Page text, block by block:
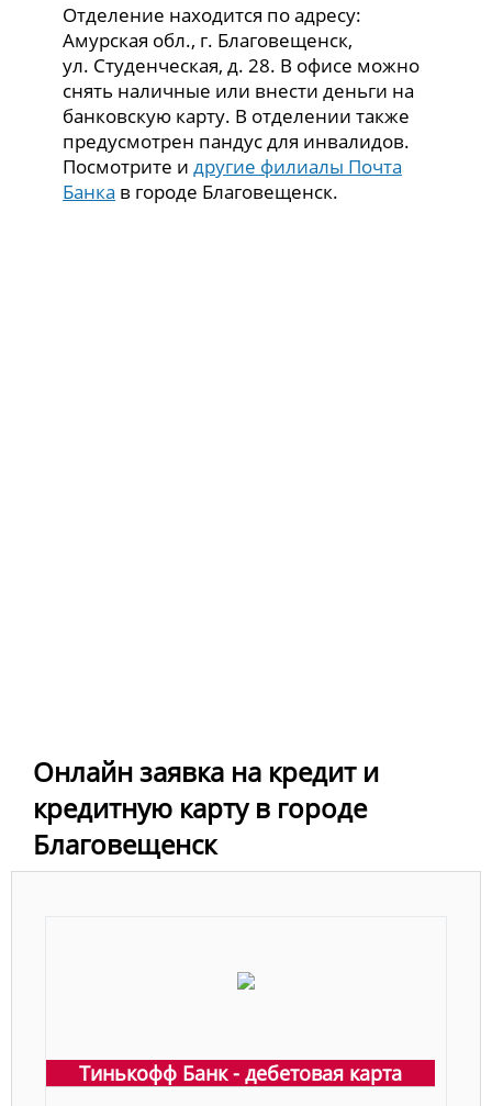
Отделение находится по адресу:
Амурская обл., г. Благовещенск,
ул. Студенческая, д. 28. В офисе можно
снять наличные или внести деньги на
банковскую карту. В отделении также
предусмотрен пандус для инвалидов.
Посмотрите идругие филиалы Почта
Банка в городе Благовещенск.
Онлайн заявка на кредит и
кредитную карту в городе
Благовещенск
Тинькофф Банк - дебетовая карта